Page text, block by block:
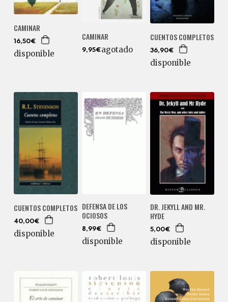
CAMINAR
16,50€
disponible
CAMINAR
9,95€agotado
CUENTOS COMPLETOS
36,90€
disponible
CUENTOS COMPLETOS
40,00€
disponible
DEFENSA DE LOS
OCIOSOS
8,99€
disponible
DR. JEKYLL AND MR.
HYDE
5,00€
disponible